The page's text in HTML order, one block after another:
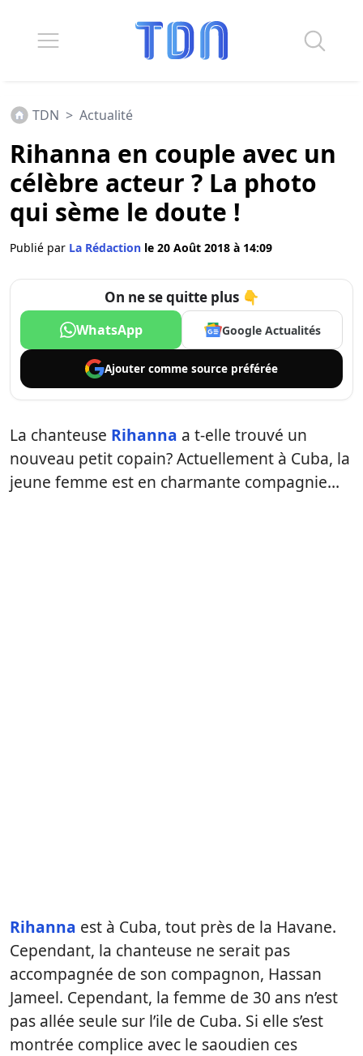
TDN > Actualité
Rihanna en couple avec un
célèbre acteur ? La photo
qui sème le doute !
Publié par La Rédaction le 20 Août 2018 à 14:09
On ne se quitte plus 👇
WhatsApp Google Actualités
Ajouter comme source préférée
La chanteuse Rihanna a t-elle trouvé un
nouveau petit copain? Actuellement à Cuba, la
jeune femme est en charmante compagnie…
Rihanna est à Cuba, tout près de la Havane.
Cependant, la chanteuse ne serait pas
accompagnée de son compagnon, Hassan
Jameel. Cependant, la femme de 30 ans n’est
pas allée seule sur l’ile de Cuba. Si elle s’est
montrée complice avec le saoudien ces